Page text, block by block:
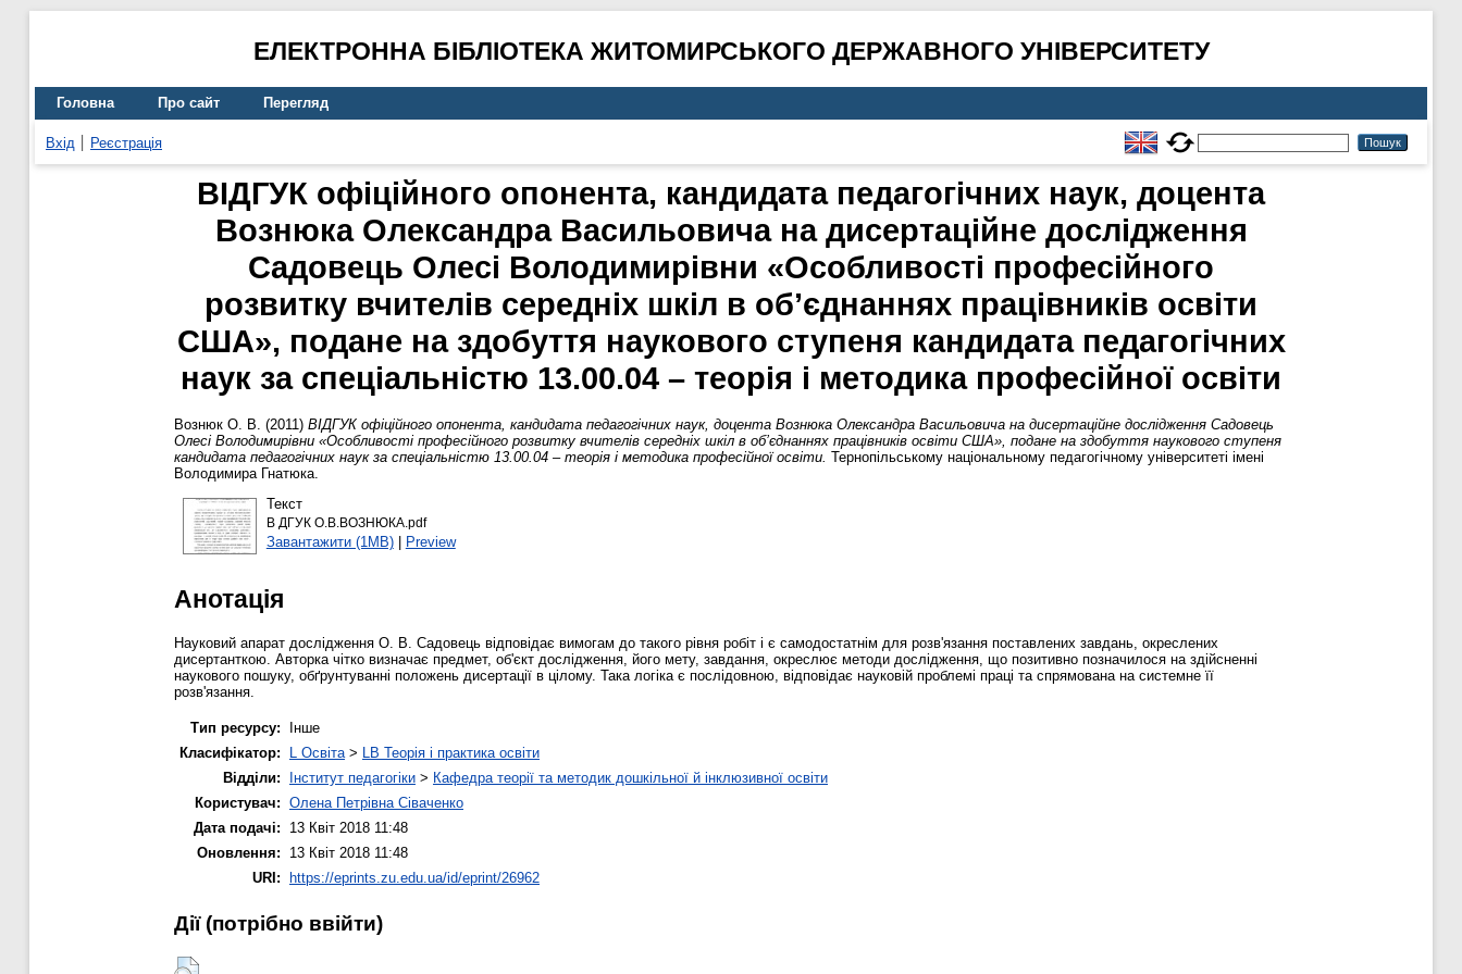
ЕЛЕКТРОННА БІБЛІОТЕКА ЖИТОМИРСЬКОГО ДЕРЖАВНОГО УНІВЕРСИТЕТУ
Головна Про сайт Перегляд
Вхід Реєстрація
ВІДГУК офіційного опонента, кандидата педагогічних наук, доцента
Вознюка Олександра Васильовича на дисертаційне дослідження
Садовець Олесі Володимирівни «Особливості професійного
розвитку вчителів середніх шкіл в об’єднаннях працівників освіти
США», подане на здобуття наукового ступеня кандидата педагогічних
наук за спеціальністю 13.00.04 – теорія і методика професійної освіти
Вознюк О. В. (2011) ВІДГУК офіційного опонента, кандидата педагогічних наук, доцента Вознюка Олександра Васильовича на дисертаційне дослідження Садовець
Олесі Володимирівни «Особливості професійного розвитку вчителів середніх шкіл в об’єднаннях працівників освіти США», подане на здобуття наукового ступеня
кандидата педагогічних наук за спеціальністю 13.00.04 – теорія і методика професійної освіти. Тернопільському національному педагогічному університеті імені
Володимира Гнатюка.
Текст
В ДГУК О.В.ВОЗНЮКА.pdf
Завантажити (1MB)| Preview
Анотація
Науковий апарат дослідження О. В. Садовець відповідає вимогам до такого рівня робіт і є самодостатнім для розв'язання поставлених завдань, окреслених
дисертанткою. Авторка чітко визначає предмет, об'єкт дослідження, його мету, завдання, окреслює методи дослідження, що позитивно позначилося на здійсненні
наукового пошуку, обґрунтуванні положень дисертації в цілому. Така логіка є послідовною, відповідає науковій проблемі праці та спрямована на системне її
розв'язання.
Тип ресурсу:
Інше
Класифікатор:
L Освіта > LB Теорія і практика освіти
Відділи:
Інститут педагогіки > Кафедра теорії та методик дошкільної й інклюзивної освіти
Користувач: Олена Петрівна Сіваченко
Дата подачі:
13 Квіт 2018 11:48
Оновлення:
13 Квіт 2018 11:48
URI: https://eprints.zu.edu.ua/id/eprint/26962
Дії ​​(потрібно ввійти)